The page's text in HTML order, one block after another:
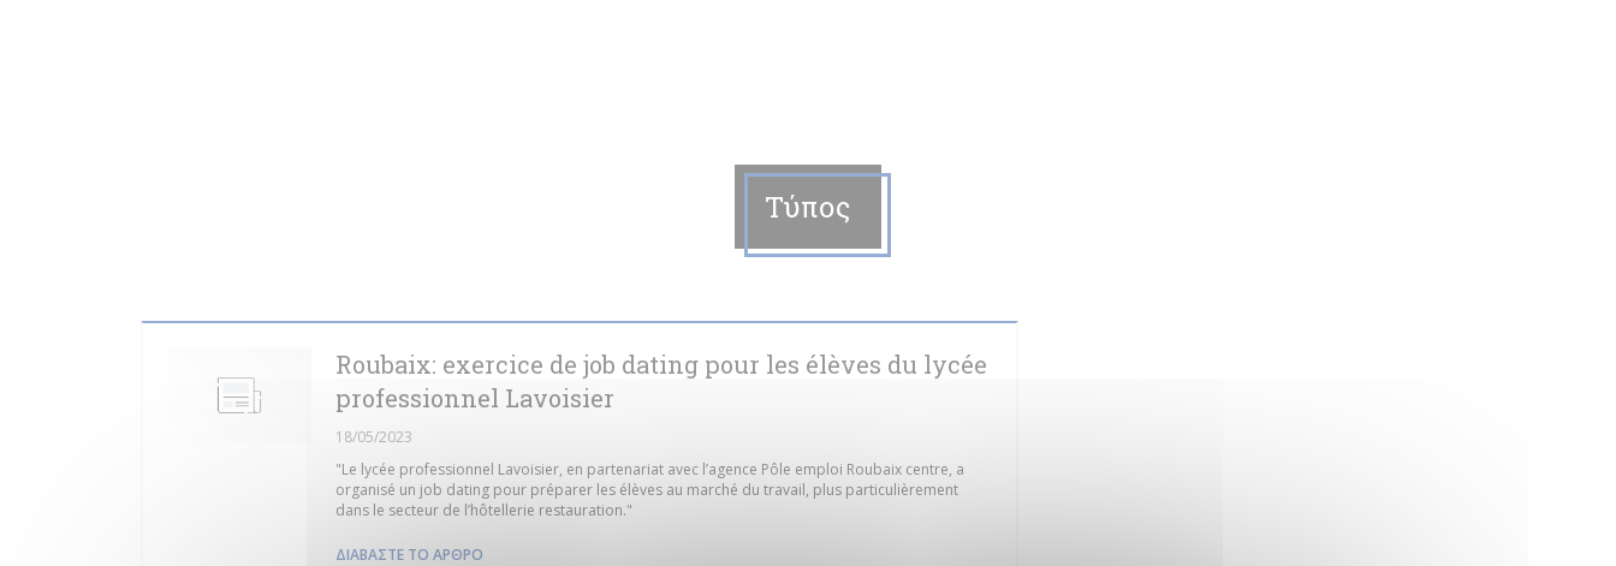
Τύπος
Roubaix: exercice de job dating pour les élèves du lycée
professionnel Lavoisier
18/05/2023
"Le lycée professionnel Lavoisier, en partenariat avec l’agence Pôle emploi Roubaix centre, a
organisé un job dating pour préparer les élèves au marché du travail, plus particulièrement
dans le secteur de l’hôtellerie restauration."
ΔΙΑΒΆΣΤΕ ΤΟ ΆΡΘΡΟ